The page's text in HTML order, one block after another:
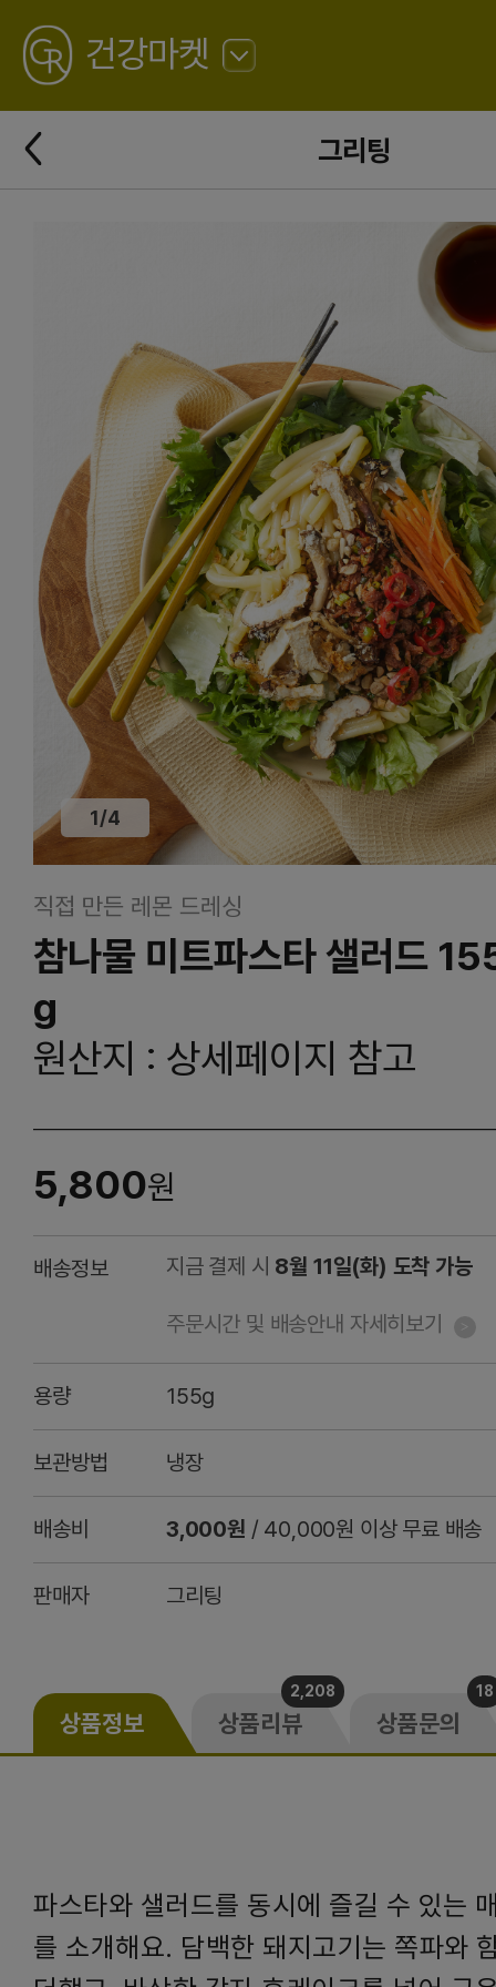
GREATING
건강마켓
로
그리팅
뒤
로
가
1/4
직접 만든 레몬 드레싱
참나물 미트파스타 샐러드
g
원산지 : 상세페이지 참고
5,800원
배송정보 지금 결제 시 8월 11일(화) 도착 가능
주문시간 및 배송안내 자세히보기
용량 155g
보관방법 냉장
배송비 3,000원 / 40,000원 이상 무료 배송
판매자 그리팅
상품정보 상품리뷰
2,208
상품문의
18
파스타와 샐러드를 동시에 즐길 수 있는
를 소개해요. 담백한 돼지고기는 쪽파와